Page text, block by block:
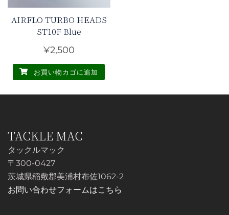
AIRFLO TURBO HEADS
ST10F Blue
¥2,500
お買い物カゴに追加
TACKLE MAC
タックルマック
〒300-0427
茨城県稲敷郡美浦村布佐1062-2
お問い合わせフォームはこちら